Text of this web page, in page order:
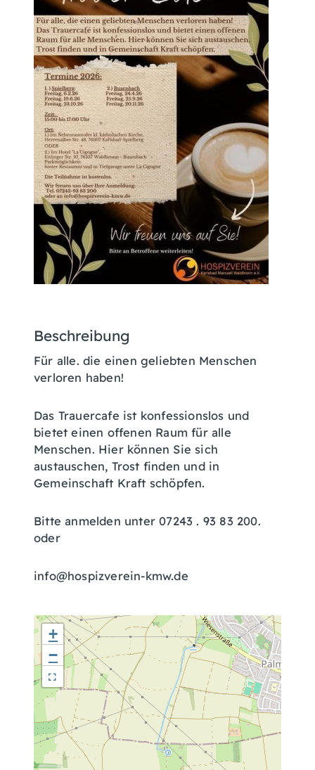
Beschreibung
Für alle. die einen geliebten Menschen
verloren haben!
Das Trauercafe ist konfessionslos und
bietet einen offenen Raum für alle
Menschen. Hier können Sie sich
austauschen, Trost finden und in
Gemeinschaft Kraft schöpfen.
Bitte anmelden unter 07243 . 93 83 200.
oder
info@hospizverein-kmw.de
+
−